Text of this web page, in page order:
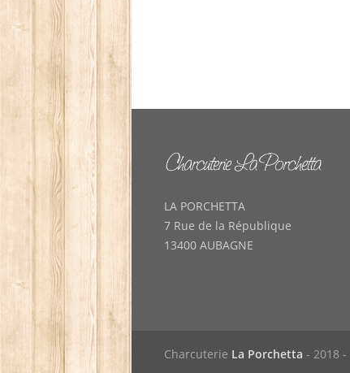
LA PORCHETTA
7 Rue de la République
13400 AUBAGNE
Charcuterie La Porchetta - 2018 -